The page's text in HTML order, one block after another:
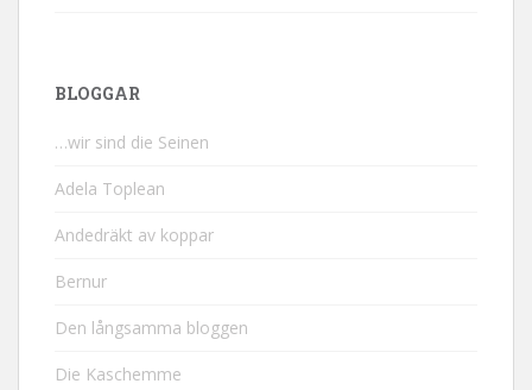
BLOGGAR
…wir sind die Seinen
Adela Toplean
Andedräkt av koppar
Bernur
Den långsamma bloggen
Die Kaschemme